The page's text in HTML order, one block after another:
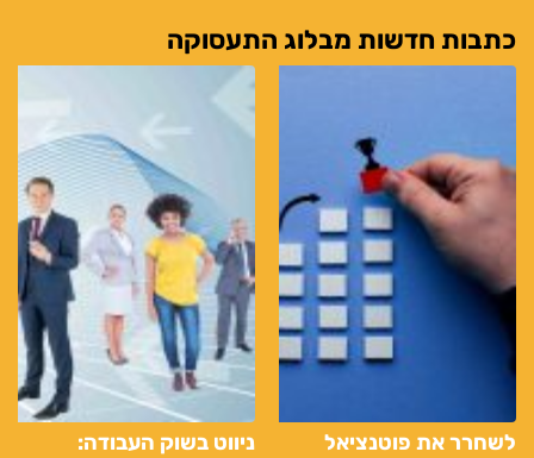
כתבות חדשות מבלוג התעסוקה
לשחרר את פוטנציאל
ניווט בשוק העבודה: